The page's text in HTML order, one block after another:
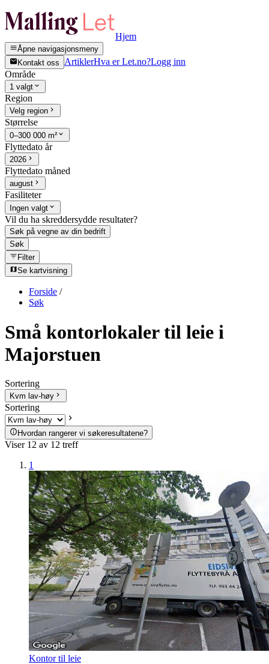
Hjem
Åpne navigasjonsmeny
Kontakt oss
ArtiklerHva er Let.no?Logg inn
Område
1 valgt
Region
Velg region
Størrelse
0–300 000 m²
Flyttedato år
2026
Flyttedato måned
august
Fasiliteter
Ingen valgt
Vil du ha skreddersydde resultater?
Søk på vegne av din bedrift
Søk
Filter
Se kartvisning
Forside /
Søk
Små kontorlokaler til leie i
Majorstuen
Sortering
Kvm lav-høy
Sortering
Hvordan rangerer vi søkeresultatene?
Viser 12 av 12 treff
1
Kontor til leie